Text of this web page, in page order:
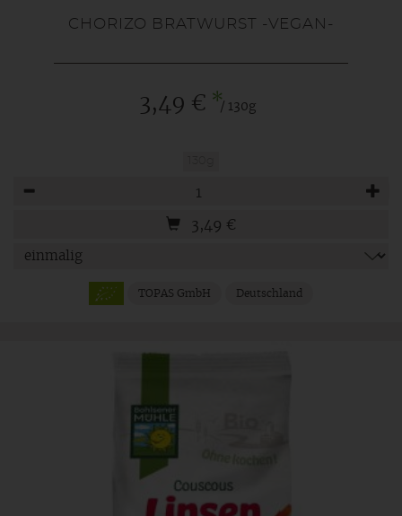
CHORIZO BRATWURST -VEGAN-
3,49 € */ 130g
3,49 €
TOPAS GmbH Deutschland